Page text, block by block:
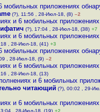
мобильных приложениях
(?), 11:56 , 28-Июл-18, (8) –2
и 6 мобильных приложениях
(?), 17:04 , 28-Июл-18, (38) +7
и 6 мобильных приложениях
, 28-Июл-18, (41) +3
мобильных приложениях
, 28-Июл-18, (9) –2
и 6 мобильных приложениях
, 28-Июл-18, (13)
и 6 мобильных
читающий (?), 00:02 , 29-
и 6 мобильных приложениях
, 28-Июл-18, (19) +2